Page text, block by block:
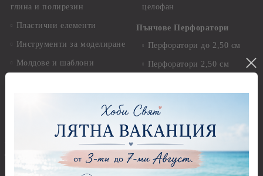
глина и полирезин
Пластични елементи
Инструменти за моделиране
Молдове и шаблони
Приложни техники и
Декупаж
Декупажна хартия
целофан
Пънчове Перфоратори
Перфоратори до 2,50 см
Перфоратори 2,50 см
Перфоратори Основни
Фигури - кръгове, овали
Перфоратори - Сърца и